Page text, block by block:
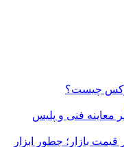
چیست؟
معاینه فنی و پلیس
بازار؛ چطور ابزار